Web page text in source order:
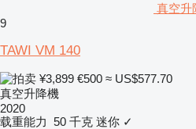
真空升
9
TAWI VM 140
¥3,899 €500 ≈ US$577.70
真空升降機
2020
载重能力 50 千克 迷你 ✓